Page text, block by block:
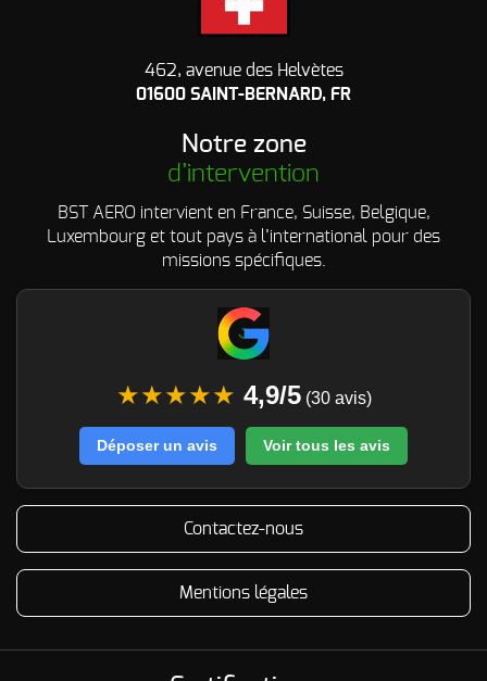
462, avenue des Helvètes
01600 SAINT-BERNARD, FR
Notre zone
d’intervention
BST AERO intervient en France, Suisse, Belgique,
Luxembourg et tout pays à l’international pour des
missions spécifiques.
★★★★★ 4,9/5(30 avis)
Déposer un avis Voir tous les avis
Contactez-nous
Mentions légales